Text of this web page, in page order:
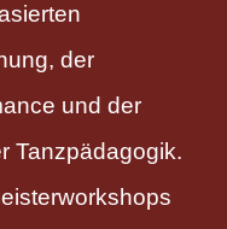
der
und der
Tanzpädagogik.